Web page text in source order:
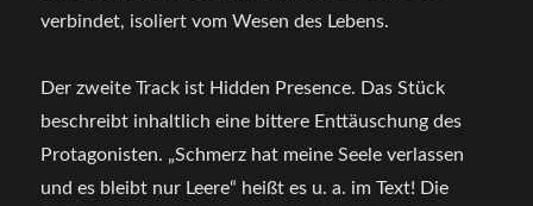
verbindet, isoliert vom Wesen des Lebens.
Der zweite Track ist Hidden Presence. Das Stück
beschreibt inhaltlich eine bittere Enttäuschung des
Protagonisten. „Schmerz hat meine Seele verlassen
und es bleibt nur Leere“ heißt es u. a. im Text! Die